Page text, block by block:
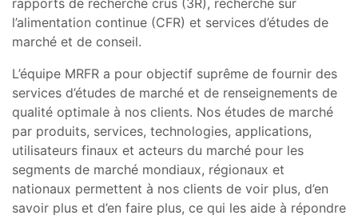
l’alimentation continue (CFR) et services d’études de
marché et de conseil.
L’équipe MRFR a pour objectif suprême de fournir des
services d’études de marché et de renseignements de
qualité optimale à nos clients. Nos études de marché
par produits, services, technologies, applications,
utilisateurs finaux et acteurs du marché pour les
segments de marché mondiaux, régionaux et
nationaux permettent à nos clients de voir plus, d’en
savoir plus et d’en faire plus, ce qui les aide à répondre